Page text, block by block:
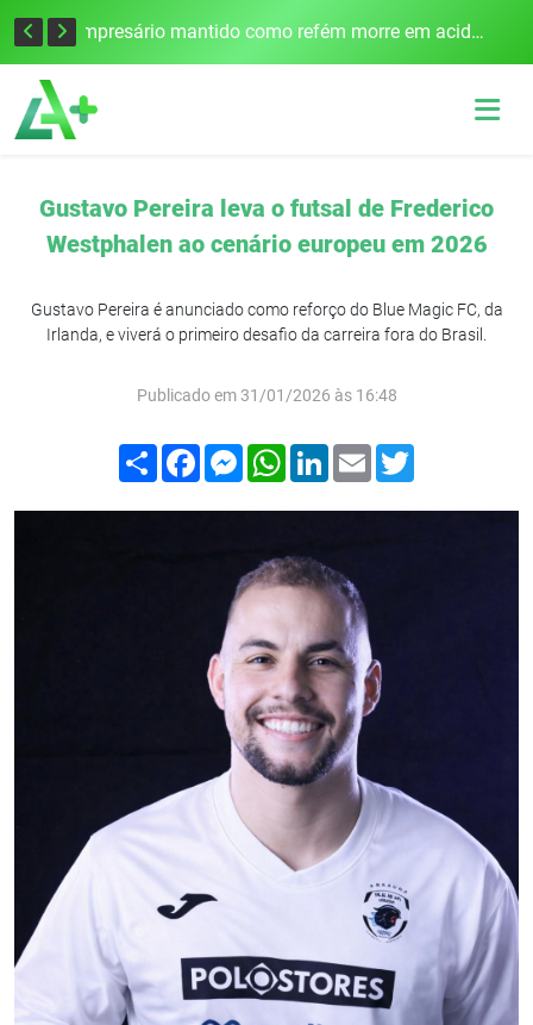
Edital para construção de ponte entre Itapiranga e Barra do Guarita deve ser lançado no segundo semestre Empresário mantido como refém morre em acidente após assalto em Cerro Largo
Gustavo Pereira leva o futsal de Frederico
Westphalen ao cenário europeu em 2026
Gustavo Pereira é anunciado como reforço do Blue Magic FC, da
Irlanda, e viverá o primeiro desafio da carreira fora do Brasil.
Publicado em 31/01/2026 às 16:48
Compartilhar
FacebookMessenger
WhatsApp
LinkedIn
Email